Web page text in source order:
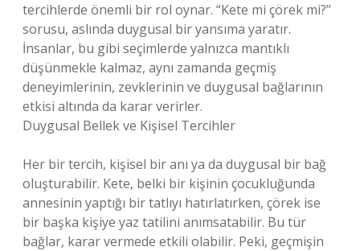
tercihlerde önemli bir rol oynar. “Kete mi çörek mi?”
sorusu, aslında duygusal bir yansıma yaratır.
İnsanlar, bu gibi seçimlerde yalnızca mantıklı
düşünmekle kalmaz, aynı zamanda geçmiş
deneyimlerinin, zevklerinin ve duygusal bağlarının
etkisi altında da karar verirler.
Duygusal Bellek ve Kişisel Tercihler
Her bir tercih, kişisel bir anı ya da duygusal bir bağ
oluşturabilir. Kete, belki bir kişinin çocukluğunda
annesinin yaptığı bir tatlıyı hatırlatırken, çörek ise
bir başka kişiye yaz tatilini anımsatabilir. Bu tür
bağlar, karar vermede etkili olabilir. Peki, geçmişin